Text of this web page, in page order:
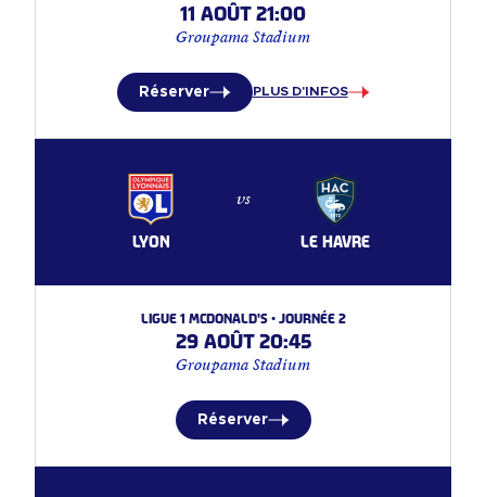
11 août 21:00
Groupama Stadium
PLUS D'INFOS
Réserver
LYON
vs
LE HAVRE
Ligue 1 McDonald's • Journée 2
29 août 20:45
Groupama Stadium
Réserver